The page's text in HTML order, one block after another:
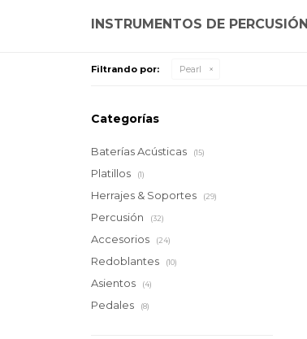
INSTRUMENTOS DE
Filtrando por: Pearl
Categorías
Baterías Acústicas (15)
Platillos (1)
Herrajes & Soportes (29)
Percusión (32)
Accesorios (24)
Redoblantes (10)
Asientos (4)
Pedales (8)